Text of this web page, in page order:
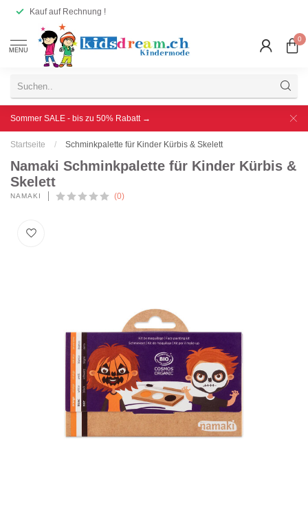
Kauf auf Rechnung !
MENU
0
Sommer SALE - bis zu 50% Rabatt →
Startseite / Schminkpalette für Kinder Kürbis & Skelett
Namaki Schminkpalette für Kinder Kürbis &
Skelett
NAMAKI (0)